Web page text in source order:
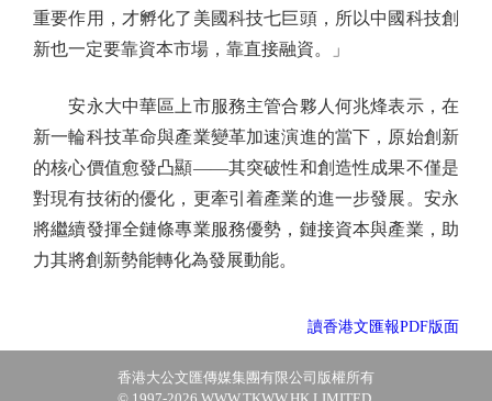
重要作用，才孵化了美國科技七巨頭，所以中國科技創
新也一定要靠資本市場，靠直接融資。」
安永大中華區上市服務主管合夥人何兆烽表示，在
新一輪科技革命與產業變革加速演進的當下，原始創新
的核心價值愈發凸顯——其突破性和創造性成果不僅是
對現有技術的優化，更牽引着產業的進一步發展。安永
將繼續發揮全鏈條專業服務優勢，鏈接資本與產業，助
力其將創新勢能轉化為發展動能。
讀香港文匯報PDF版面
香港大公文匯傳媒集團有限公司版權所有